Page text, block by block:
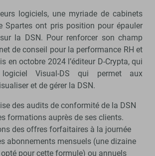
logiciels, une myriade de cabinets
Spartes ont pris position pour épauler
la DSN. Pour renforcer son champ
de conseil pour la performance RH et
en octobre 2024 l’éditeur D-Crypta, qui
Visual-DS qui permet aux
et de gérer la DSN.
des audits de conformité de la DSN
formations auprès de ses clients.
des offres forfaitaires à la journée
abonnements mensuels (une dizaine
pour cette formule) ou annuels